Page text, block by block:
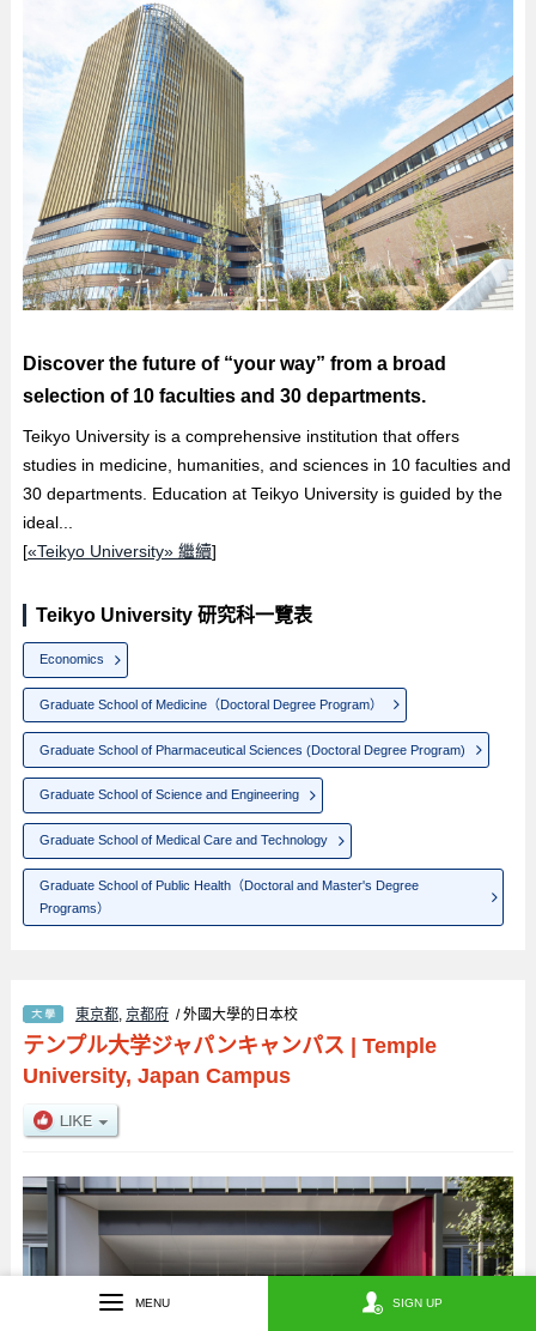
Discover the future of “your way” from a broad
selection of 10 faculties and 30 departments.
Teikyo University is a comprehensive institution that offers
studies in medicine, humanities, and sciences in 10 faculties and
30 departments. Education at Teikyo University is guided by the
ideal...
[«Teikyo University» 繼續]
Teikyo University 研究科一覽表
Economics
Graduate School of Medicine（Doctoral Degree Program）
Graduate School of Pharmaceutical Sciences (Doctoral Degree Program)
Graduate School of Science and Engineering
Graduate School of Medical Care and Technology
Graduate School of Public Health（Doctoral and Master's Degree
Programs）
東京都,京都府 / 外國大學的日本校
テンプル大学ジャパンキャンパス
Temple
University, Japan Campus
MENU SIGN UP